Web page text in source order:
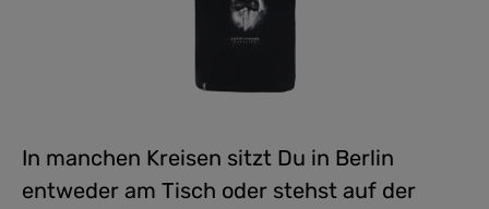
In manchen Kreisen sitzt Du in Berlin
entweder am Tisch oder stehst auf der